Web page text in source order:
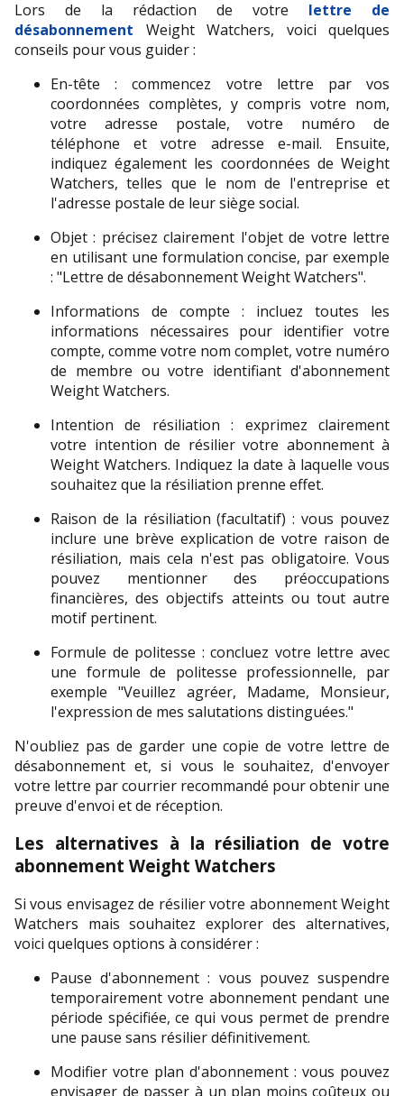
Lors de la rédaction de votre lettre de
désabonnement Weight Watchers, voici quelques
conseils pour vous guider :
En-tête : commencez votre lettre par vos
coordonnées complètes, y compris votre nom,
votre adresse postale, votre numéro de
téléphone et votre adresse e-mail. Ensuite,
indiquez également les coordonnées de Weight
Watchers, telles que le nom de l'entreprise et
l'adresse postale de leur siège social.
Objet : précisez clairement l'objet de votre lettre
en utilisant une formulation concise, par exemple
: "Lettre de désabonnement Weight Watchers".
Informations de compte : incluez toutes les
informations nécessaires pour identifier votre
compte, comme votre nom complet, votre numéro
de membre ou votre identifiant d'abonnement
Weight Watchers.
Intention de résiliation : exprimez clairement
votre intention de résilier votre abonnement à
Weight Watchers. Indiquez la date à laquelle vous
souhaitez que la résiliation prenne effet.
Raison de la résiliation (facultatif) : vous pouvez
inclure une brève explication de votre raison de
résiliation, mais cela n'est pas obligatoire. Vous
pouvez mentionner des préoccupations
financières, des objectifs atteints ou tout autre
motif pertinent.
Formule de politesse : concluez votre lettre avec
une formule de politesse professionnelle, par
exemple "Veuillez agréer, Madame, Monsieur,
l'expression de mes salutations distinguées."
N'oubliez pas de garder une copie de votre lettre de
désabonnement et, si vous le souhaitez, d'envoyer
votre lettre par courrier recommandé pour obtenir une
preuve d'envoi et de réception.
Les alternatives à la résiliation de votre
abonnement Weight Watchers
Si vous envisagez de résilier votre abonnement Weight
Watchers mais souhaitez explorer des alternatives,
voici quelques options à considérer :
Pause d'abonnement : vous pouvez suspendre
temporairement votre abonnement pendant une
période spécifiée, ce qui vous permet de prendre
une pause sans résilier définitivement.
Modifier votre plan d'abonnement : vous pouvez
envisager de passer à un plan moins coûteux ou